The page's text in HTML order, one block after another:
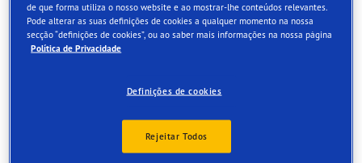
Designed to: cope with changing weather conditions like
rain, sleet, slush and even light snow.
195/65 R15
de que forma utiliza o nosso website e ao mostrar-lhe conteúdos relevantes.
Pode alterar as suas definições de cookies a qualquer momento na nossa
secção “definições de cookies”, ou ao saber mais informações na nossa página
Política de Privacidade
Definições de cookies
Rejeitar Todos